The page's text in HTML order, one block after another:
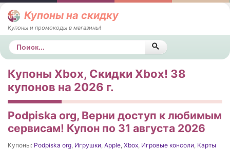
Купоны на скидку
Купоны и промокоды в магазины!
Поиск
Купоны Xbox, Скидки Xbox! 38
купонов на 2026 г.
Podpiska org, Верни доступ к любимым
сервисам! Купон по 31 августа 2026
Купоны: Podpiska org, Игрушки, Apple, Xbox, Игровые консоли, Карты